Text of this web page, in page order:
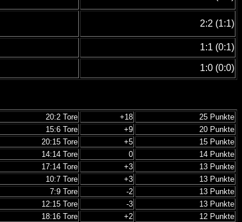
2:2 (1:1)
1:1 (0:1)
1:0 (0:0)
20:2 Tore +18 25 Punkte
15:6 Tore +9 20 Punkte
20:15 Tore +5 15 Punkte
14:14 Tore 0 14 Punkte
17:14 Tore +3 13 Punkte
10:7 Tore +3 13 Punkte
7:9 Tore -2 13 Punkte
12:15 Tore -3 13 Punkte
18:16 Tore +2 12 Punkte